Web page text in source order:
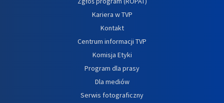
Kariera w TVP
Kontakt
Centrum informacji TVP
Komisja Etyki
Program dla prasy
Dla mediów
Serwis fotograficzny